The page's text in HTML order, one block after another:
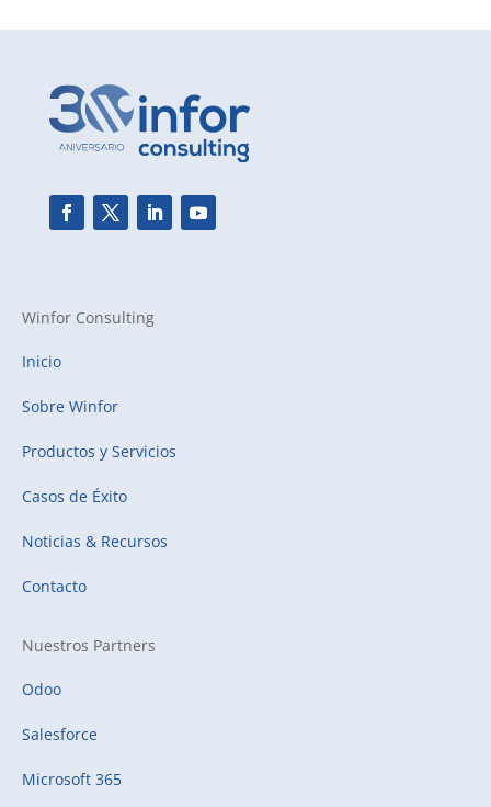
Winfor Consulting
Inicio
Sobre Winfor
Productos y Servicios
Casos de Éxito
Noticias & Recursos
Contacto
Nuestros Partners
Odoo
Salesforce
Microsoft 365